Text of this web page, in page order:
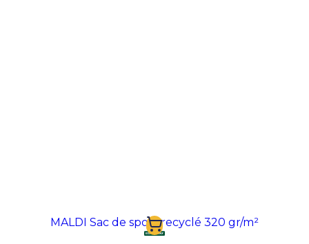
MALDI Sac de sport recyclé 320 gr/m²